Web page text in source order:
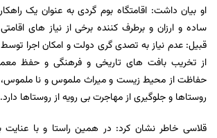
او بیان داشت: اقامتگاه بوم گردی به عنوان یک
ساده و ارزان و برطرف کننده برخی از نیاز های
قبیل: عدم نیاز به تصدی گری دولت و امکان اجرا
از تخریب بافت های تاریخی و فرهنگی و حفظ
حفاظت از محیط زیست و میراث ملموس و نا ملموس،
روستاها و جلوگیری از مهاجرت بی رویه از روستاها دارد.
قلاسی خاطر نشان کرد: در همین راستا و با